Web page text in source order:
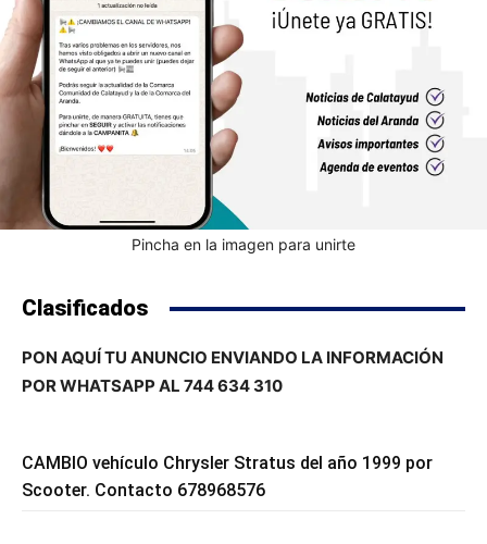
Pincha en la imagen para unirte
Clasificados
PON AQUÍ TU ANUNCIO ENVIANDO LA INFORMACIÓN
POR WHATSAPP AL 744 634 310
CAMBIO vehículo Chrysler Stratus del año 1999 por
Scooter. Contacto 678968576